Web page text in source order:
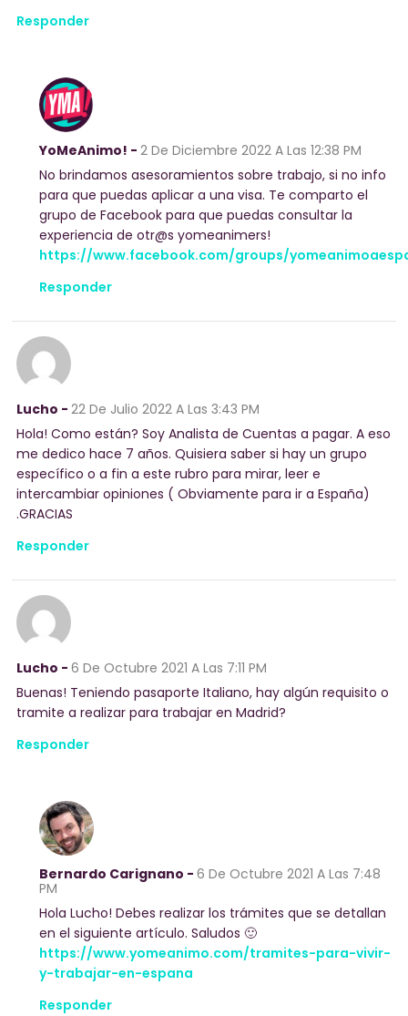
Responder
YoMeAnimo! - 2 De Diciembre 2022 A Las 12:38 PM
No brindamos asesoramientos sobre trabajo, si no info
para que puedas aplicar a una visa. Te comparto el
grupo de Facebook para que puedas consultar la
experiencia de otr@s yomeanimers!
https://www.facebook.com/groups/
Responder
Lucho - 22 De Julio 2022 A Las 3:43 PM
Hola! Como están? Soy Analista de Cuentas a pagar. A eso
me dedico hace 7 años. Quisiera saber si hay un grupo
específico o a fin a este rubro para mirar, leer e
intercambiar opiniones ( Obviamente para ir a España)
.GRACIAS
Responder
Lucho - 6 De Octubre 2021 A Las 7:11 PM
Buenas! Teniendo pasaporte Italiano, hay algún requisito o
tramite a realizar para trabajar en Madrid?
Responder
Bernardo Carignano - 6 De Octubre 2021 A Las 7:48
PM
Hola Lucho! Debes realizar los trámites que se detallan
en el siguiente artículo. Saludos 🙂
https://www.yomeanimo.com/tramites-para-vivir-
y-trabajar-en-espana
Responder